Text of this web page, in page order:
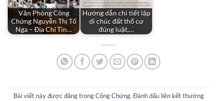
Văn Phòng Công
Chứng Nguyễn Thị Tố
Nga – Địa Chỉ Tin…
Hướng dẫn chi tiết lập
di chúc đất thổ cư
đúng luật,…
Bài viết này được đăng trongCông Chứng. Đánh dấu liên kết thường